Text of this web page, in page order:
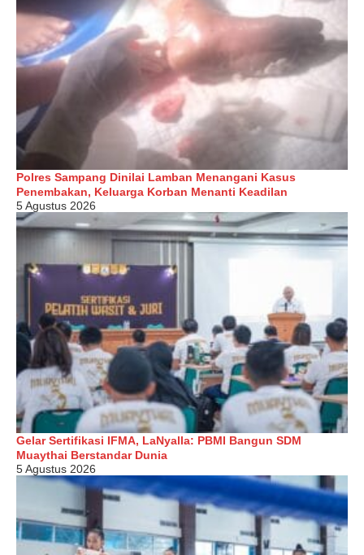
Polres Sampang Dinilai Lamban Menangani Kasus
Penembakan, Keluarga Korban Menanti Keadilan
5 Agustus 2026
Gelar Sertifikasi IFMA, LaNyalla: PBMI Bangun SDM
Muaythai Berstandar Dunia
5 Agustus 2026